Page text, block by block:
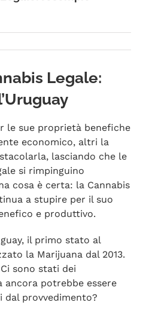
Legale:
le sue proprietà benefiche
economico, altri la
lasciando che le
si rimpinguino
cosa è certa: la Cannabis
a stupire per il suo
e produttivo.
il primo stato al
la Marijuana dal 2013.
sono stati dei
ancora potrebbe essere
dal provvedimento?